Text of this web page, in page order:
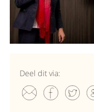
Deel dit via: